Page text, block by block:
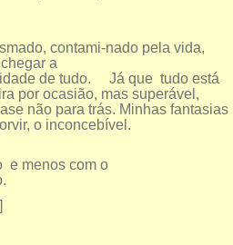
contami-nado pela vida,
a
de tudo. Já que tudo está
por ocasião, mas superável,
não para trás. Minhas fantasias
o inconcebível.
e menos com o